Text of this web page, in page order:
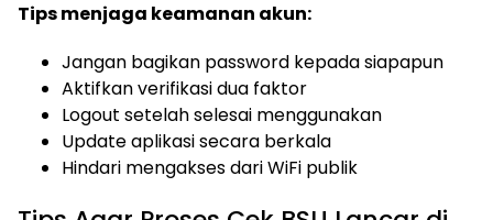
Tips menjaga keamanan akun:
Jangan bagikan password kepada siapapun
Aktifkan verifikasi dua faktor
Logout setelah selesai menggunakan
Update aplikasi secara berkala
Hindari mengakses dari WiFi publik